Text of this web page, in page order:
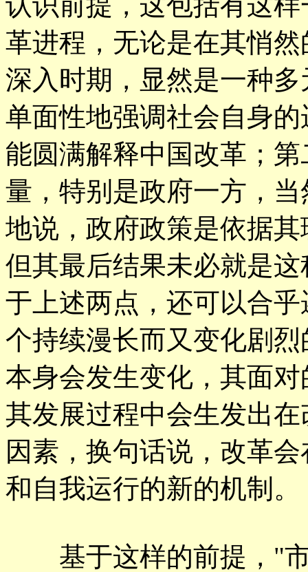
革进程，无论是在其悄
深入时期，显然是一种
单面性地强调社会自身
能圆满解释中国改革；
量，特别是政府一方，
地说，政府政策是依据
但其最后结果未必就是
于上述两点，还可以合
个持续漫长而又变化剧
本身会发生变化，其面
其发展过程中会生发出
因素，换句话说，改革
和自我运行的新的机制。
基于这样的前提，"市